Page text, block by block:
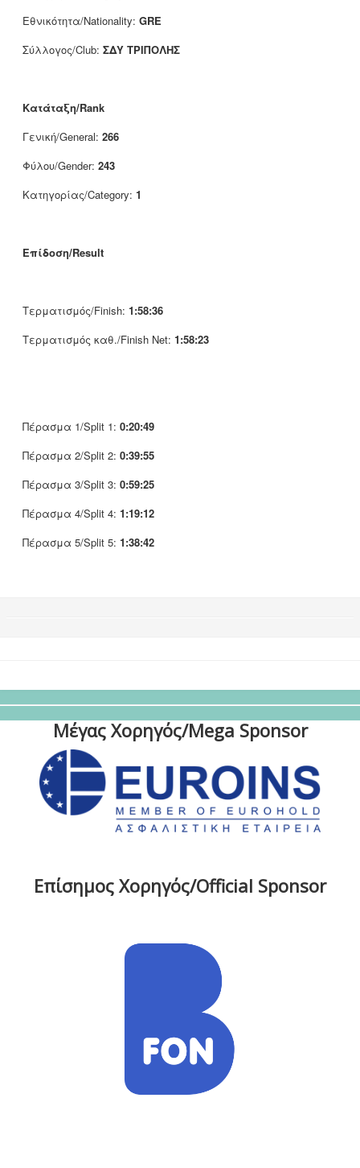
Εθνικότητα/Nationality: GRE
Σύλλογος/Club: ΣΔΥ ΤΡΙΠΟΛΗΣ
Κατάταξη/Rank
Γενική/General: 266
Φύλου/Gender: 243
Κατηγορίας/Category: 1
Επίδοση/Result
Τερματισμός/Finish: 1:58:36
Τερματισμός καθ./Finish Net: 1:58:23
Πέρασμα 1/Split 1: 0:20:49
Πέρασμα 2/Split 2: 0:39:55
Πέρασμα 3/Split 3: 0:59:25
Πέρασμα 4/Split 4: 1:19:12
Πέρασμα 5/Split 5: 1:38:42
Μέγας Χορηγός/Mega Sponsor
Επίσημος Χορηγός/Official Sponsor